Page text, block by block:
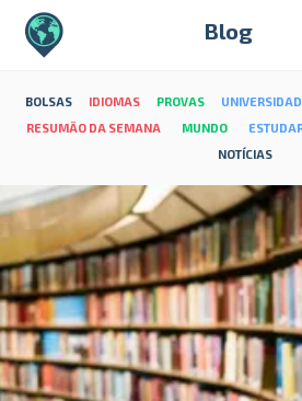
Blog
BOLSAS IDIOMAS PROVAS
RESUMÃO DA SEMANA
MUNDO
NOTÍCIAS